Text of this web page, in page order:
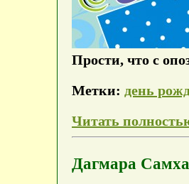
Прости, что с
Метки: день
Читать
Дагмара